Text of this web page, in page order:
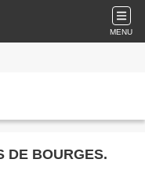
MENU
DE BOURGES.